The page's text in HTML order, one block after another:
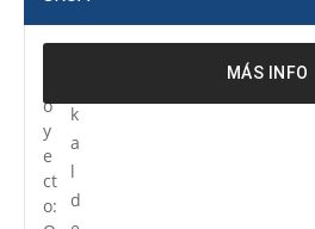
o
y
e
ct
o:
k
a
l
d
MÁS INFO